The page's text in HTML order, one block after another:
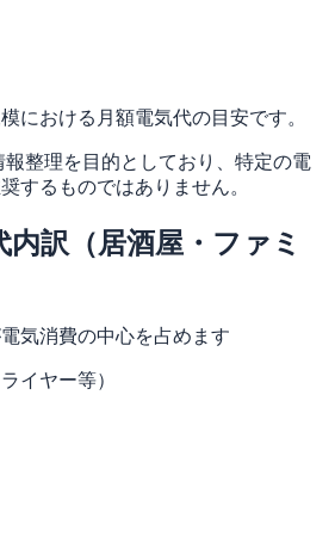
における月額電気代の目安です。
整理を目的としており、特定の電
するものではありません。
訳（居酒屋・ファミ
気消費の中心を占めます
イヤー等）